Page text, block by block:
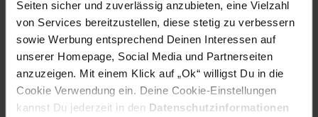
Seiten sicher und zuverlässig anzubieten, eine Vielzahl
von Services bereitzustellen, diese stetig zu verbessern
sowie Werbung entsprechend Deinen Interessen auf
unserer Homepage, Social Media und Partnerseiten
anzuzeigen. Mit einem Klick auf „Ok“ willigst Du in die
Cookie Verwendung ein. Deine Cookie-Einstellungen
kannst Du jederzeit in den Datenschutzinformationen
flexibel ein, so dass keine dunklen Ecken entstehen.
PASST EINFACH - Beleuchtung passend für jede
Wohnung
Artikelnummer: 2301562000
EAN: 4004353185847
Artikel gehört zur Kategorie:Wand-Leuchten